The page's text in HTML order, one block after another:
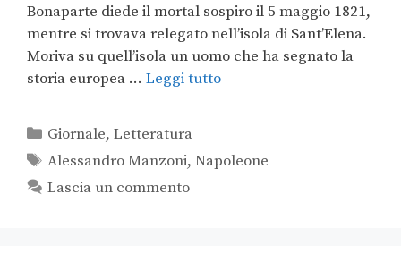
Bonaparte diede il mortal sospiro il 5 maggio 1821,
mentre si trovava relegato nell’isola di Sant’Elena.
Moriva su quell’isola un uomo che ha segnato la
storia europea … Leggi tutto
Giornale,Letteratura
Alessandro Manzoni,Napoleone
Lascia un commento